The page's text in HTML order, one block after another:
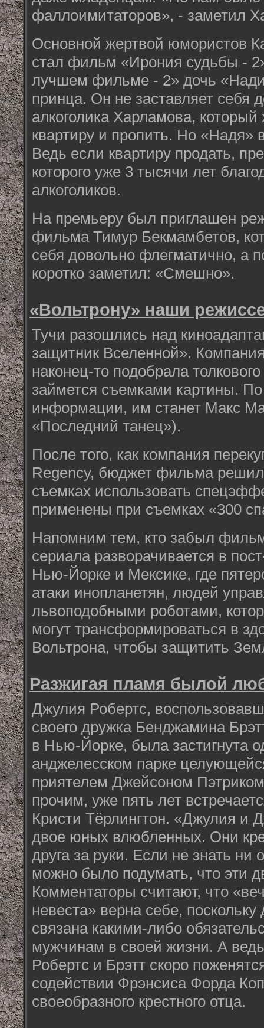
фаллоимитаторов», - заметил
Основной жертвой юмористов
стал фильм «Ирония судьбы -
лучшем фильме - 2» дочь
принца. Он не заставляет себя
алкоголика Харламова, который
квартиру и пропить. Но «Надя»
Ведь если квартиру продать,
которого уже 3 тысячи лет
алкоголиков.
На премьеру был приглашен
фильма Тимур Бекмамбетов,
себя довольно флегматично, а
коротко заметил: «Смешно».
«Вольтрону» наши
Тучи разошлись над
защитник Вселенной».
наконец-то подобрала
займется съемками картины.
информации, им станет Макс
«Последний танец»).
После того, как компания
Regency, бюджет фильма
съемках использовать
применены при съемках «300
Напомним тем, кто забыл
сериала разворачивается в
Нью-Йорке и Мексике, где
атаки инопланетян, людей
львоподобными роботами,
могут трансформироваться в
Вольтрона, чтобы защитить
Разжигая пламя былой
Джулия Робертс,
своего дружка Бенджамина
в Нью-Йорке, была застигнута
анджелесском парке
приятелем Джейсоном
прочим, уже пять лет
Кристи Тёрлингтон. «Джулия и
двое юных влюбленных. Они
друга за руки. Если не знать ни
можно было подумать, что эти
Комментаторы считают, что
невеста» верна себе,
связана какими-либо
мужчинам в своей жизни. А
Робертс и Брэтт скоро
содействии Фрэнсиса Форда
своеобразного крестного отца.